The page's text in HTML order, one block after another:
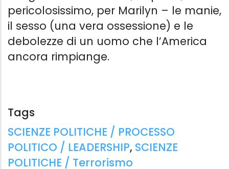
pericolosissimo, per Marilyn – le manie,
il sesso (una vera ossessione) e le
debolezze di un uomo che l’America
ancora rimpiange.
Tags
Tags:
SCIENZE POLITICHE / PROCESSO
POLITICO / LEADERSHIP, SCIENZE
POLITICHE / Terrorismo